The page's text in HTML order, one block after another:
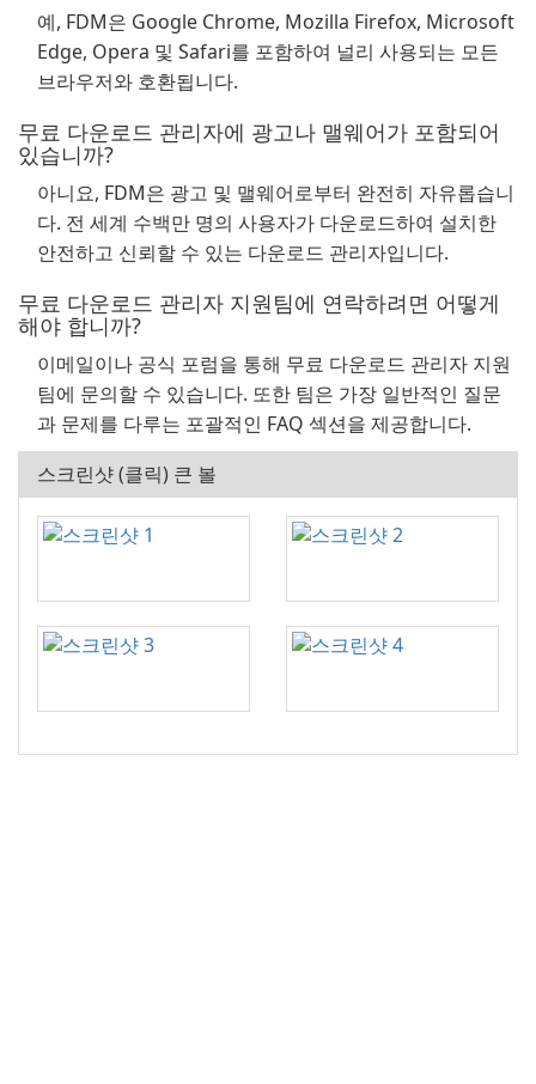
예, FDM은 Google Chrome, Mozilla Firefox, Microsoft
Edge, Opera 및 Safari를 포함하여 널리 사용되는 모든
브라우저와 호환됩니다.
무료 다운로드 관리자에 광고나 맬웨어가 포함되어
있습니까?
아니요, FDM은 광고 및 맬웨어로부터 완전히 자유롭습니
다. 전 세계 수백만 명의 사용자가 다운로드하여 설치한
안전하고 신뢰할 수 있는 다운로드 관리자입니다.
무료 다운로드 관리자 지원팀에 연락하려면 어떻게
해야 합니까?
이메일이나 공식 포럼을 통해 무료 다운로드 관리자 지원
팀에 문의할 수 있습니다. 또한 팀은 가장 일반적인 질문
과 문제를 다루는 포괄적인 FAQ 섹션을 제공합니다.
스크린샷 (클릭) 큰 볼